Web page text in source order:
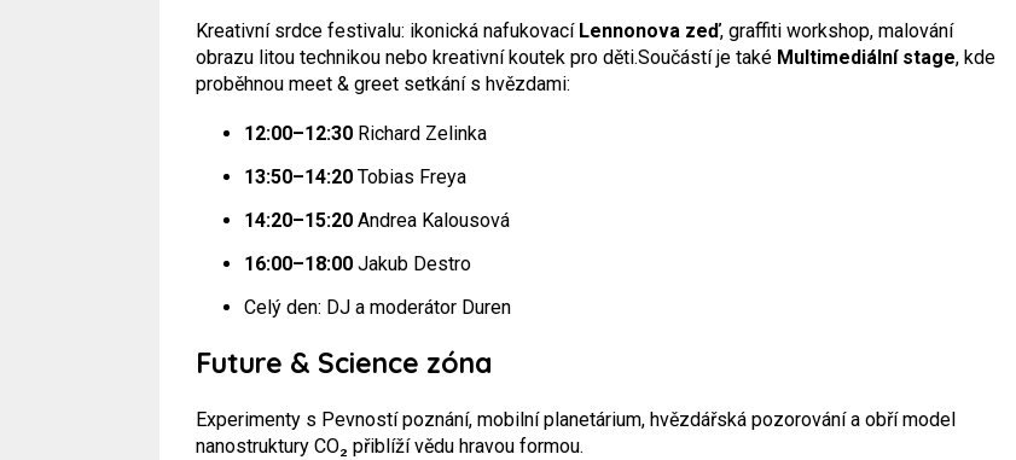
Kreativní srdce festivalu: ikonická nafukovací Lennonova zeď, graffiti workshop, malování
obrazu litou technikou nebo kreativní koutek pro děti.Součástí je také Multimediální stage, kde
proběhnou meet & greet setkání s hvězdami:
12:00–12:30 Richard Zelinka
13:50–14:20 Tobias Freya
14:20–15:20 Andrea Kalousová
16:00–18:00 Jakub Destro
Celý den: DJ a moderátor Duren
Future & Science zóna
Experimenty s Pevností poznání, mobilní planetárium, hvězdářská pozorování a obří model
nanostruktury CO₂ přiblíží vědu hravou formou.